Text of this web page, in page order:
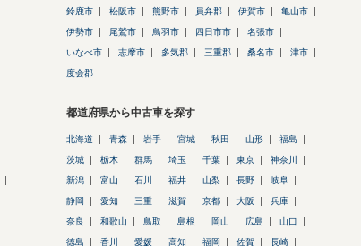
鈴鹿市 松阪市 熊野市 員弁郡 伊賀市 亀山市
伊勢市 尾鷲市 鳥羽市 四日市市 名張市
いなべ市 志摩市 多気郡 三重郡 桑名市 津市
度会郡
都道府県から中古車を探す
北海道 青森 岩手 宮城 秋田 山形 福島
茨城 栃木 群馬 埼玉 千葉 東京 神奈川
新潟 富山 石川 福井 山梨 長野 岐阜
静岡 愛知 三重 滋賀 京都 大阪 兵庫
奈良 和歌山 鳥取 島根 岡山 広島 山口
徳島 香川 愛媛 高知 福岡 佐賀 長崎